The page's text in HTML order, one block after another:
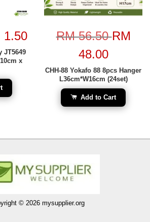
1.50
JT5649
x
RM 56.50RM
48.00
CHH-88 Yokafo 88 8pcs Hanger
L36cm*W16cm (24set)
Add to Cart
© 2026 mysupplier.org